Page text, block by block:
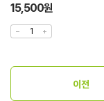
15,500원